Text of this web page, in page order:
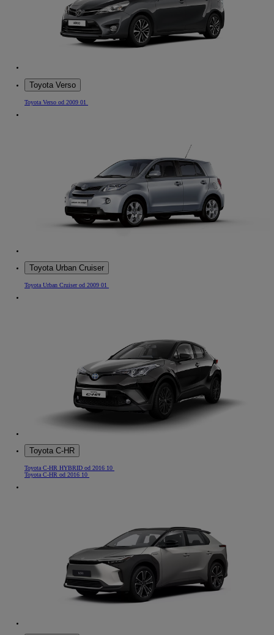
Toyota Verso
Toyota Verso od 2009 01
Toyota Urban Cruiser
Toyota Urban Cruiser od 2009 01
Toyota C-HR
Toyota C-HR HYBRID od 2016 10
Toyota C-HR od 2016 10